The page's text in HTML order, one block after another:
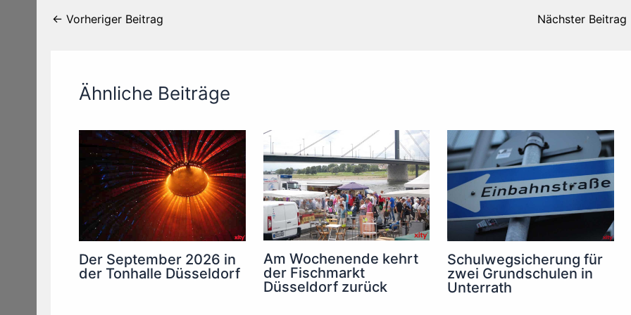
← Vorheriger Beitrag Nächster Beitrag
Ähnliche Beiträge
Der September 2026 in
der Tonhalle Düsseldorf
Am Wochenende kehrt
der Fischmarkt
Düsseldorf zurück
Schulwegsicherung für
zwei Grundschulen in
Unterrath